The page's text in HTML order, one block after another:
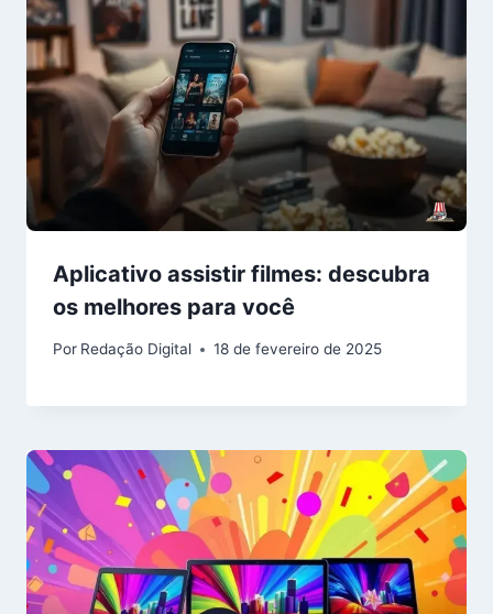
Aplicativo assistir filmes: descubra
os melhores para você
Por Redação Digital 18 de fevereiro de 2025